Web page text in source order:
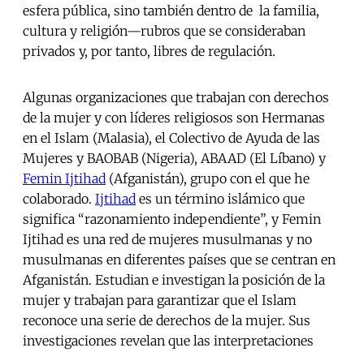
esfera pública, sino también dentro de la familia,
cultura y religión—rubros que se consideraban
privados y, por tanto, libres de regulación.
Algunas organizaciones que trabajan con derechos
de la mujer y con líderes religiosos son Hermanas
en el Islam (Malasia), el Colectivo de Ayuda de las
Mujeres y BAOBAB (Nigeria), ABAAD (El Líbano) y
Femin Ijtihad (Afganistán), grupo con el que he
colaborado. Ijtihad es un término islámico que
significa “razonamiento independiente”, y Femin
Ijtihad es una red de mujeres musulmanas y no
musulmanas en diferentes países que se centran en
Afganistán. Estudian e investigan la posición de la
mujer y trabajan para garantizar que el Islam
reconoce una serie de derechos de la mujer. Sus
investigaciones revelan que las interpretaciones